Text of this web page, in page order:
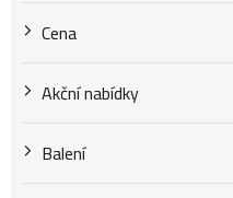
u
k
Cena
Akční nabídky
Balení